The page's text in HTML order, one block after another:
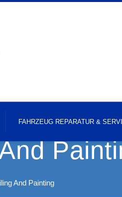
FAHRZEUG REPARATUR &
And Painting